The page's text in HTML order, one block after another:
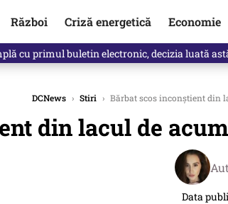
Război Criză energetică Economie
care l-ar putea clinti pe Ilie Bolojan de la
DCNews › Stiri › Bărbat scos inconștient din
din lacul de
Data